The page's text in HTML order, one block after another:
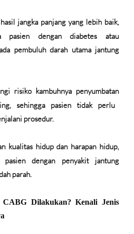
jangka panjang yang lebih baik,
pasien dengan diabetes atau
pembuluh darah utama jantung
risiko kambuhnya penyumbatan
sehingga pasien tidak perlu
prosedur.
kualitas hidup dan harapan hidup,
pasien dengan penyakit jantung
parah.
CABG Dilakukan? Kenali Jenis